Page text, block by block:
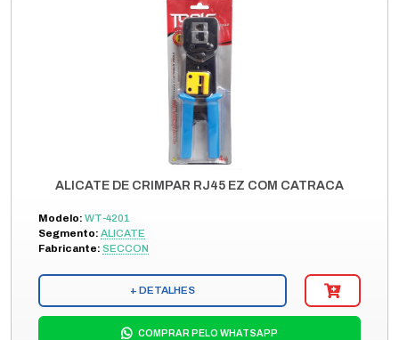
ALICATE DE CRIMPAR RJ45 EZ COM CATRACA
Modelo: WT-4201
Segmento: ALICATE
Fabricante: SECCON
+ DETALHES
COMPRAR PELO WHATSAPP